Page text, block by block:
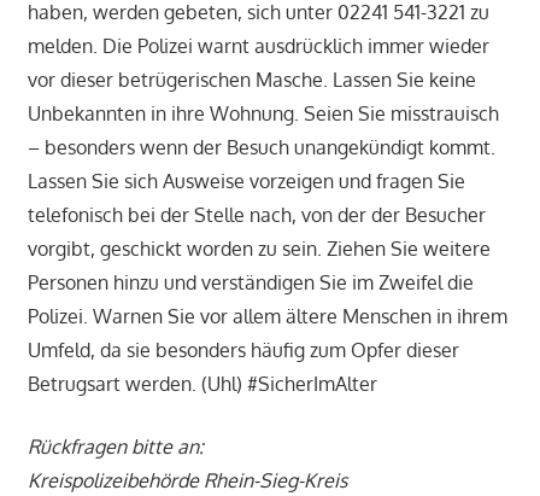
haben, werden gebeten, sich unter 02241 541-3221 zu
melden. Die Polizei warnt ausdrücklich immer wieder
vor dieser betrügerischen Masche. Lassen Sie keine
Unbekannten in ihre Wohnung. Seien Sie misstrauisch
– besonders wenn der Besuch unangekündigt kommt.
Lassen Sie sich Ausweise vorzeigen und fragen Sie
telefonisch bei der Stelle nach, von der der Besucher
vorgibt, geschickt worden zu sein. Ziehen Sie weitere
Personen hinzu und verständigen Sie im Zweifel die
Polizei. Warnen Sie vor allem ältere Menschen in ihrem
Umfeld, da sie besonders häufig zum Opfer dieser
Betrugsart werden. (Uhl) #SicherImAlter
Rückfragen bitte an:
Kreispolizeibehörde Rhein-Sieg-Kreis